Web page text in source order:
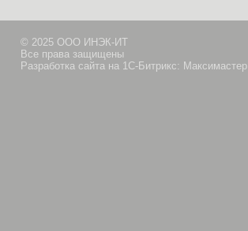
© 2025 ООО ИНЭК-ИТ
Все права защищены
Разработка сайта на 1С-Битрикс: Максимастер